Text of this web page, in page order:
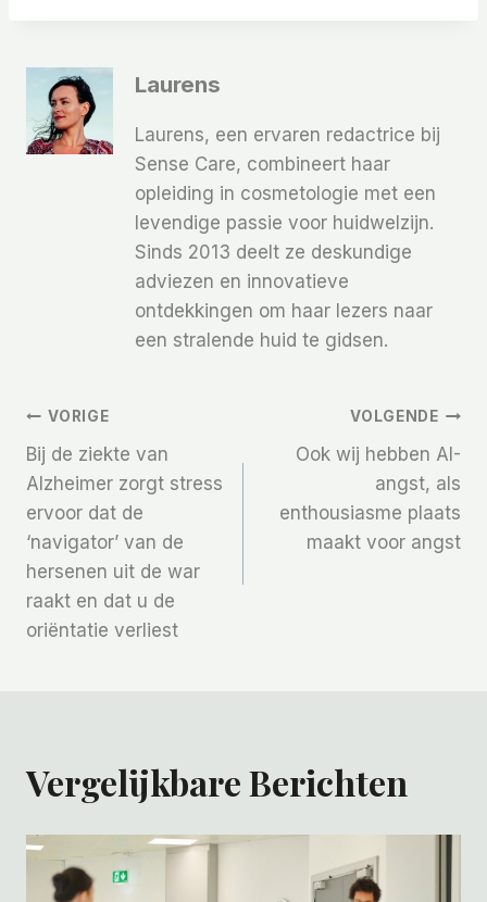
Laurens
Laurens, een ervaren redactrice bij
Sense Care, combineert haar
opleiding in cosmetologie met een
levendige passie voor huidwelzijn.
Sinds 2013 deelt ze deskundige
adviezen en innovatieve
ontdekkingen om haar lezers naar
een stralende huid te gidsen.
Bericht
Navigatie
VORIGE
Bij de ziekte van
Alzheimer zorgt stress
ervoor dat de
‘navigator’ van de
hersenen uit de war
raakt en dat u de
oriëntatie verliest
VOLGENDE
Ook wij hebben AI-
angst, als
enthousiasme plaats
maakt voor angst
Vergelijkbare Berichten